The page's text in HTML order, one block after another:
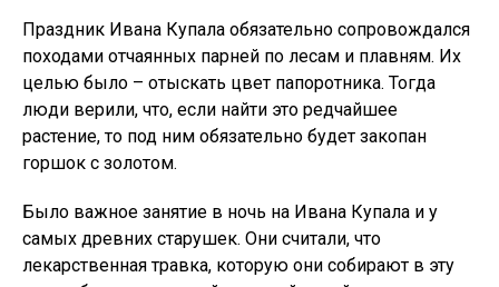
Праздник Ивана Купала обязательно сопровождался
походами отчаянных парней по лесам и плавням. Их
целью было – отыскать цвет папоротника. Тогда
люди верили, что, если найти это редчайшее
растение, то под ним обязательно будет закопан
горшок с золотом.
Было важное занятие в ночь на Ивана Купала и у
самых древних старушек. Они считали, что
лекарственная травка, которую они собирают в эту